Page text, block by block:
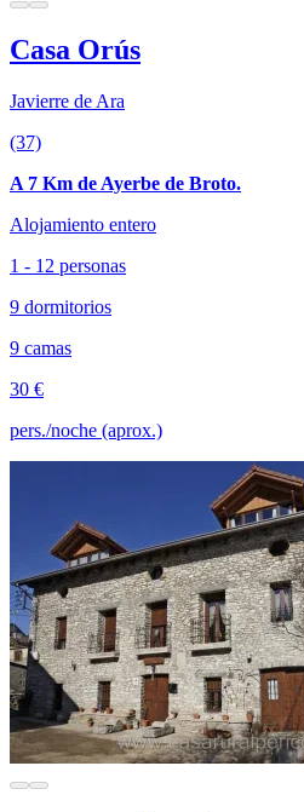
Casa Orús
Javierre de Ara
(37)
A 7 Km de Ayerbe de Broto.
Alojamiento entero
1 - 12 personas
9 dormitorios
9 camas
30 €
pers./noche (aprox.)